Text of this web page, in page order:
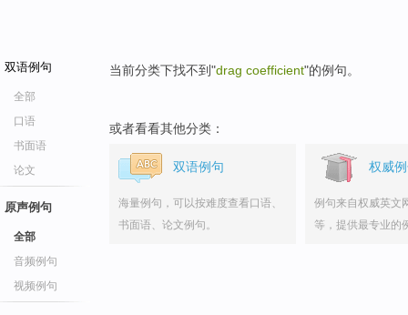
双语例句
全部
口语
书面语
论文
原声例句
全部
音频例句
视频例句
当前分类下找不到"drag coefficient"的例句。
或者看看其他分类：
双语例句
海量例句，可以按难度查看口语、
书面语、论文例句。
权威
例句来自权威英文
等，提供最专业的